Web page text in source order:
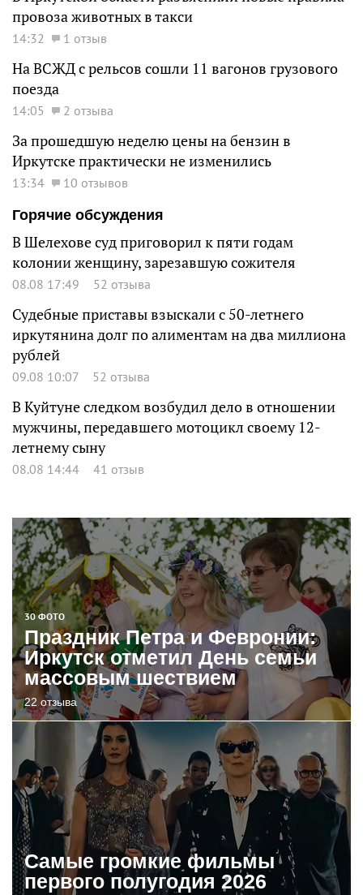
провоза животных в такси
14:32 1 отзыв
На ВСЖД с рельсов сошли 11 вагонов грузового
поезда
14:05 2 отзыва
За прошедшую неделю цены на бензин в
Иркутске практически не изменились
13:34
10 отзывов
Горячие обсуждения
В Шелехове суд приговорил к пяти годам
колонии женщину, зарезавшую сожителя
08.08 17:49 52 отзыва
Судебные приставы взыскали с 50-летнего
иркутянина долг по алиментам на два миллиона
рублей
09.08 10:07 52 отзыва
В Куйтуне следком возбудил дело в отношении
мужчины, передавшего мотоцикл своему 12-
летнему сыну
08.08 14:44 41 отзыв
30 ФОТО
Праздник Петра и Февронии:
Иркутск отметил День семьи
массовым шествием
22 отзыва
Самые громкие фильмы
первого полугодия 2026